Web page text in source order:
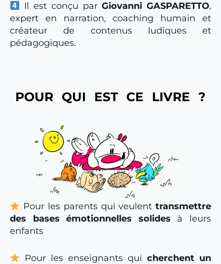
Il est conçu parGiovanni GASPARETTO,
expert en narration, coaching humain et
créateur de contenus ludiques et
pédagogiques.
POUR QUI EST CE LIVRE ?
Pour les parents qui veulent transmettre
des bases émotionnelles solides à leurs
enfants
Pour les enseignants quicherchent un